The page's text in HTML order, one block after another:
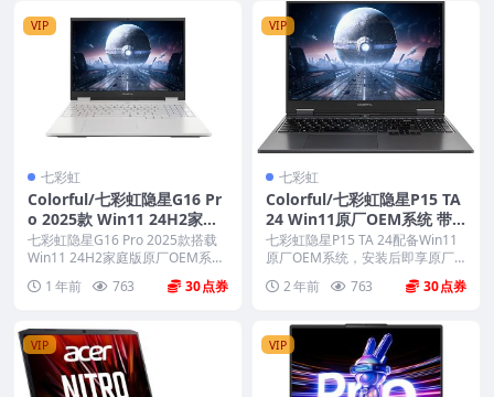
VIP
七彩虹
Colorful/七彩虹隐星G16 Pr
o 2025款 Win11 24H2家庭
版原厂OEM系统 带COLORF
UL一键还原
七彩虹隐星G16 Pro 2025款搭载
Win11 24H2家庭版原厂OEM系
1 年前 763 30
VIP
七彩虹
Colorful/七彩虹隐星P15 TA
24 Win11原厂OEM系统 带C
OLORFUL一键还原
七彩虹隐星P15 TA 24配备Win11
原厂OEM系统，安装后即享原厂
2 年前 763 30
VIP VIP